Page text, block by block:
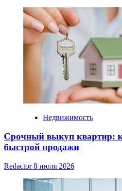
Недвижимость
Срочный выкуп квартир:
быстрой продажи
Redactor8 июля 2026